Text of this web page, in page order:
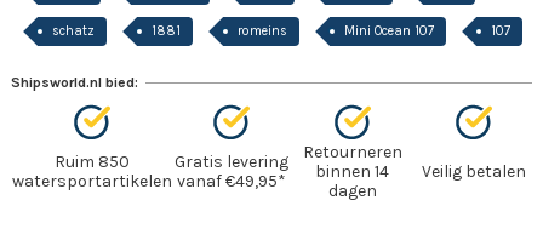
schatz 1881 romeins Mini Ocean 107 107
Shipsworld.nl bied:
Ruim 850
watersportartikelen
Gratis levering
vanaf €49,95*
Retourneren
binnen 14
dagen
Veilig betalen